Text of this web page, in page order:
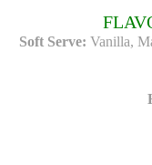
Soft Serve: Vanilla,